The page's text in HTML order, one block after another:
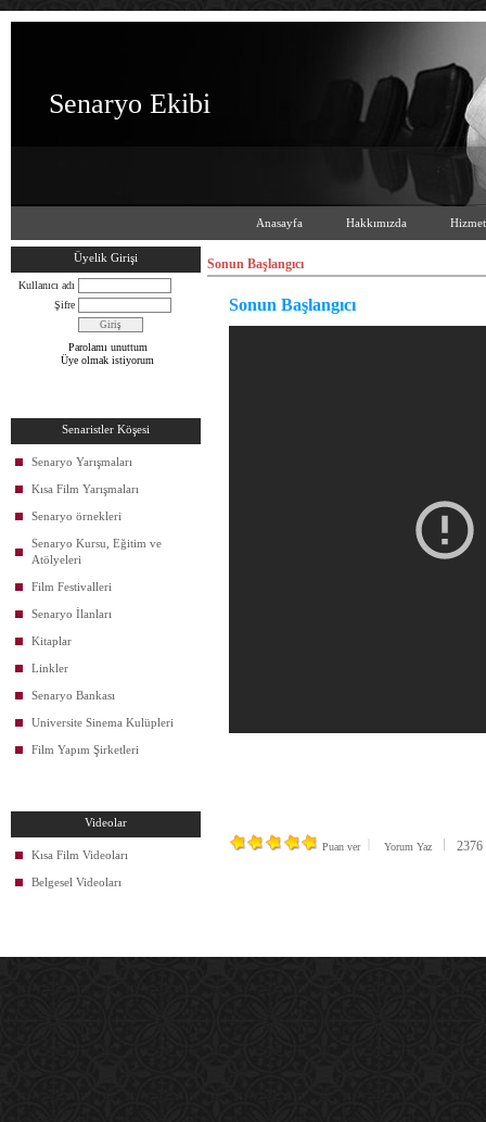
Senaryo Ekibi
Anasayfa Hakkımızda
Üyelik Girişi
Kullanıcı adı
Şifre
Parolamı unuttum
Üye olmak istiyorum
Senaristler Köşesi
Senaryo Yarışmaları
Kısa Film Yarışmaları
Senaryo örnekleri
Senaryo Kursu, Eğitim ve
Atölyeleri
Film Festivalleri
Senaryo İlanları
Kitaplar
Linkler
Senaryo Bankası
Universite Sinema Kulüpleri
Film Yapım Şirketleri
Videolar
Kısa Film Videoları
Belgesel Videoları
Sonun Başlangıcı
Sonun Başlangıcı
Puan ver Yorum Yaz